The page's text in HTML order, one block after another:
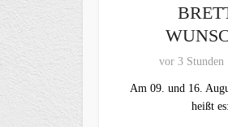
vor 3 Stunden
Am 09. und 16.
heißt